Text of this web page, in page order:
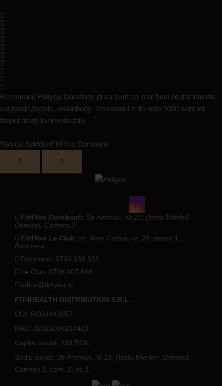
Recomand Fit4you Dorobanți pt ca sunt cei mai buni pe tratamente
corporale,faciale, visionbody. Personalul e de nota 1000 sunt tot
timpul atenți la nevoile tale.
Raluca SpiridonFit4You Dorobanti
Fit4You Dorobanti: Str Amman, Nr.23, (fosta Mierlei).
Demisol. Camera 2
Fit4You Le Club: str. Aron Cotrus, nr. 20, sector 1,
Bucuresti
Dorobanti: 0730.333.332
Le Club: 0736.007.666
office@fit4you.ro
FIT4HEALTH DISTRIBUTION S.R.L.
CUI: RO34443657
NRC: J2015005237403
Capital social: 200 RON
Sediu social: Str Amman, Nr.23, (fosta Mierlei). Demisol.
Camera 2, cam. 2, et. 1